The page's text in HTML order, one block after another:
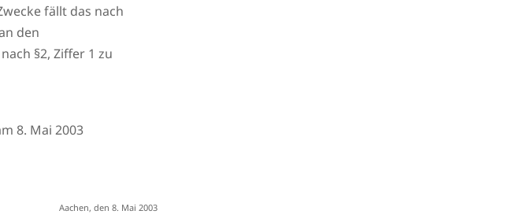
fällt das nach
den
§2, Ziffer 1 zu
8. Mai 2003
Aachen, den 8. Mai 2003